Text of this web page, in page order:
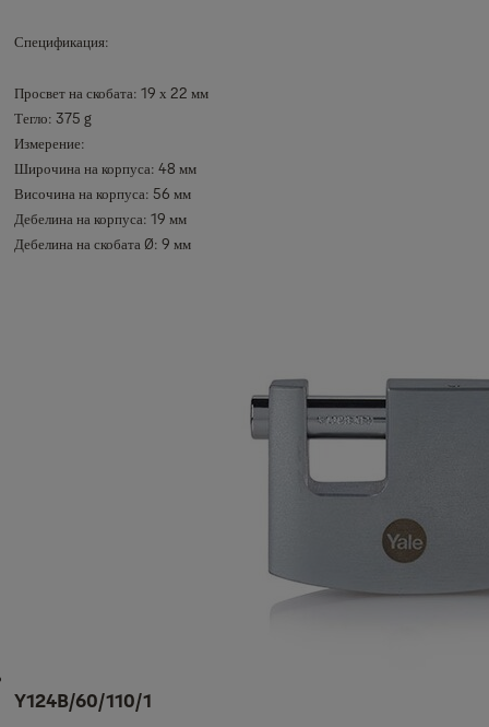
Спецификация:
Просвет на скобата: 19 х 22 мм
Тегло: 375 g
Измерение:
Широчина на корпуса: 48 мм
Височина на корпуса: 56 мм
Дебелина на корпуса: 19 мм
Дебелина на скобата Ø: 9 мм
Y124B/60/110/1